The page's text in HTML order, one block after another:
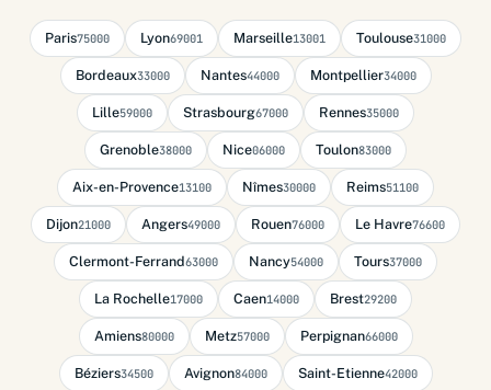
Paris75000 Lyon69001 Marseille13001 Toulouse31000
Bordeaux33000 Nantes44000 Montpellier34000
Lille59000 Strasbourg67000 Rennes35000
Grenoble38000 Nice06000 Toulon83000
Aix-en-Provence13100 Nîmes30000 Reims51100
Dijon21000 Angers49000 Rouen76000 Le Havre76600
Clermont-Ferrand63000 Nancy54000 Tours37000
La Rochelle17000 Caen14000 Brest29200
Amiens80000 Metz57000 Perpignan66000
Béziers34500 Avignon84000 Saint-Etienne42000